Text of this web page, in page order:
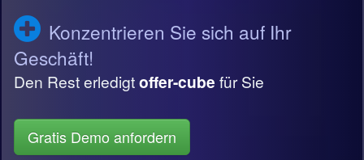
Konzentrieren Sie sich auf Ihr
Geschäft!
Den Rest erledigtoffer-cube für Sie
Gratis Demo anfordern